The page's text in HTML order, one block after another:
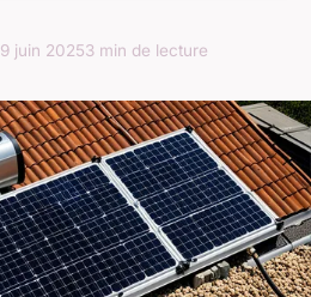
9 juin 20253 min de lecture